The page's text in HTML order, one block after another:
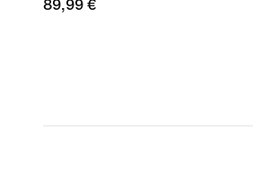
89,99
89,99 €